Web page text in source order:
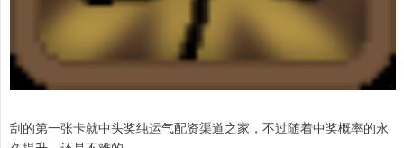
刮的第一张卡就中头奖纯运气配资渠道之家，不过随着中奖概率的永